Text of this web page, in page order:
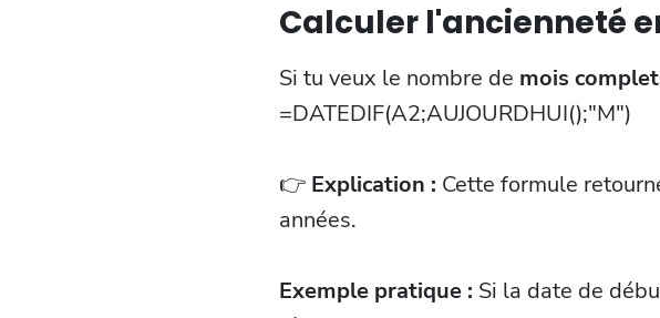
Calculer l'ancienneté
Si tu veux le nombre de mois
=DATEDIF(A2;AUJOURDHUI();"M")
👉 Explication : Cette formule
années.
Exemple pratique : Si la date de